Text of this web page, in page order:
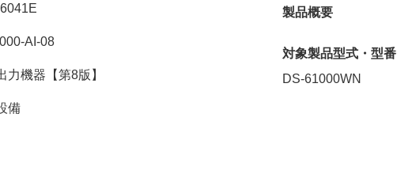
AI-08
力機器【第8版】
備
製品概要
対象製品型式・型番
DS-61000WN